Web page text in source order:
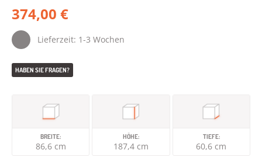
374,00 €
Lieferzeit: 1-3 Wochen
HABEN SIE FRAGEN?
BREITE:
86,6 cm
HÖHE:
187,4 cm
TIEFE:
60,6 cm